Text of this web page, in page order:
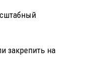
закрепить на